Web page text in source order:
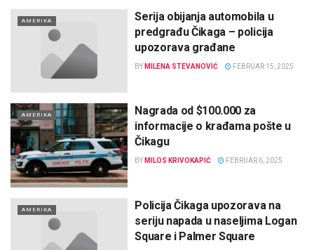
AMERIKA
Serija obijanja automobila u
predgrađu Čikaga – policija
upozorava građane
BY MILENA STEVANOVIĆ FEBRUAR 15, 2025
AMERIKA
Nagrada od $100.000 za
informacije o krađama pošte u
Čikagu
BY MILOS KRIVOKAPIĆ FEBRUAR 6, 2025
AMERIKA
Policija Čikaga upozorava na
seriju napada u naseljima Logan
Square i Palmer Square